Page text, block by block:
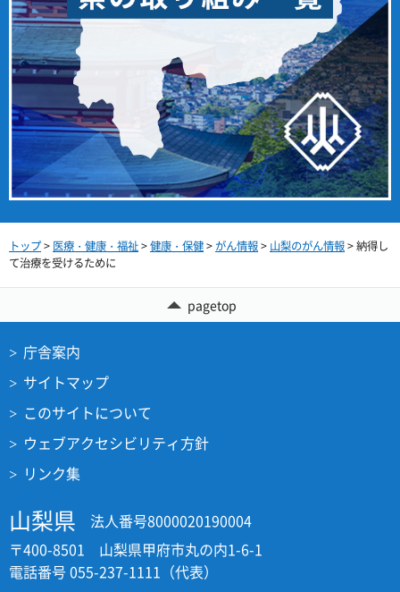
トップ> 医療・健康・福祉>健康・保健> がん情報> 山梨のがん情報> 納得し
て治療を受けるために
pagetop
庁舎案内
サイトマップ
このサイトについて
ウェブアクセシビリティ方針
リンク集
山梨県
法人番号8000020190004
〒400-8501 山梨県甲府市丸の内1-6-1
電話番号 055-237-1111（代表）